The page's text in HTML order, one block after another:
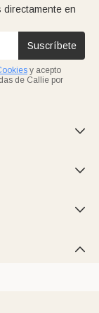
en
Suscríbete
y acepto
de Callie por



